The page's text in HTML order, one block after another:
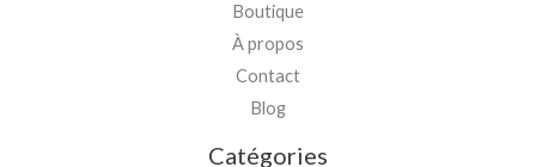
Boutique
À propos
Contact
Blog
Catégories